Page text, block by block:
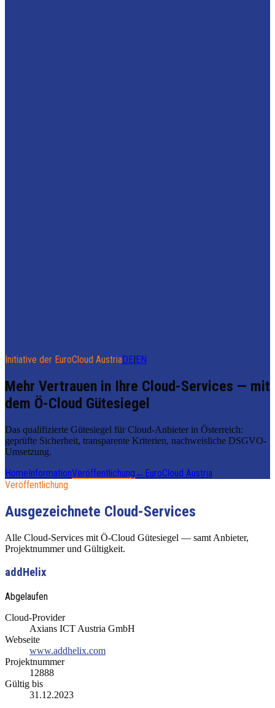
Initiative der EuroCloud AustriaDE|EN
Mehr Vertrauen in Ihre Cloud-Services — mit
dem Ö-Cloud Gütesiegel
Das qualifizierte Gütesiegel für Cloud-Anbieter in Österreich:
geprüfte Sicherheit, transparente Kriterien, nachweisliche DSGVO-
Umsetzung.
HomeInformationVeröffentlichung ← EuroCloud Austria
Veröffentlichung
Ausgezeichnete Cloud-Services
Alle Cloud-Services mit Ö-Cloud Gütesiegel — samt Anbieter,
Projektnummer und Gültigkeit.
addHelix
Abgelaufen
Cloud-Provider
Axians ICT Austria GmbH
Webseite
www.addhelix.com
Projektnummer
12888
Gültig bis
31.12.2023